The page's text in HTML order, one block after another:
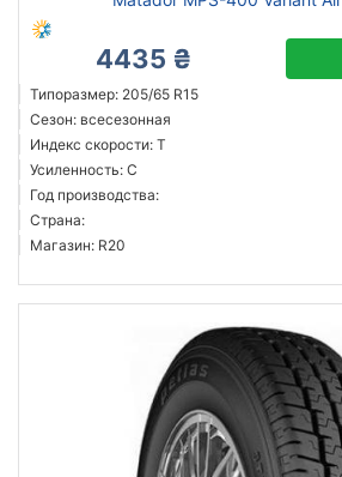
4435 ₴
Типоразмер: 205/65 R15
Сезон: всесезонная
Индекс скорости: T
Усиленность: C
Год производства:
Страна:
Магазин: R20